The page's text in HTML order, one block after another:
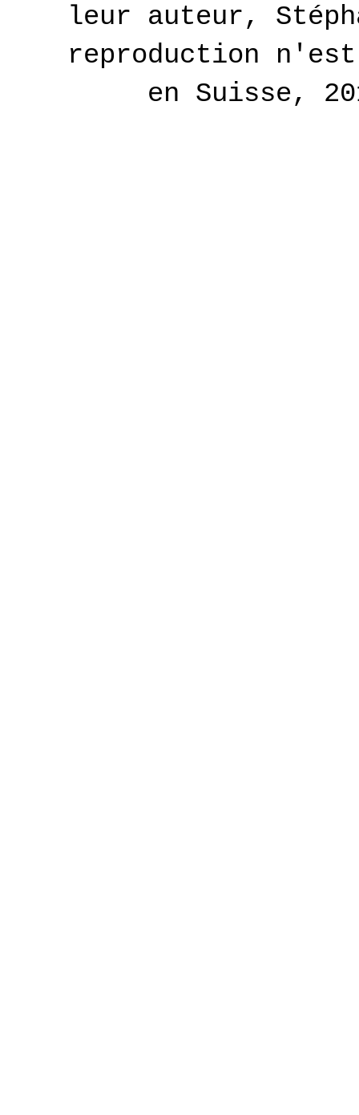
leur auteur,
reproduction
en Suisse,